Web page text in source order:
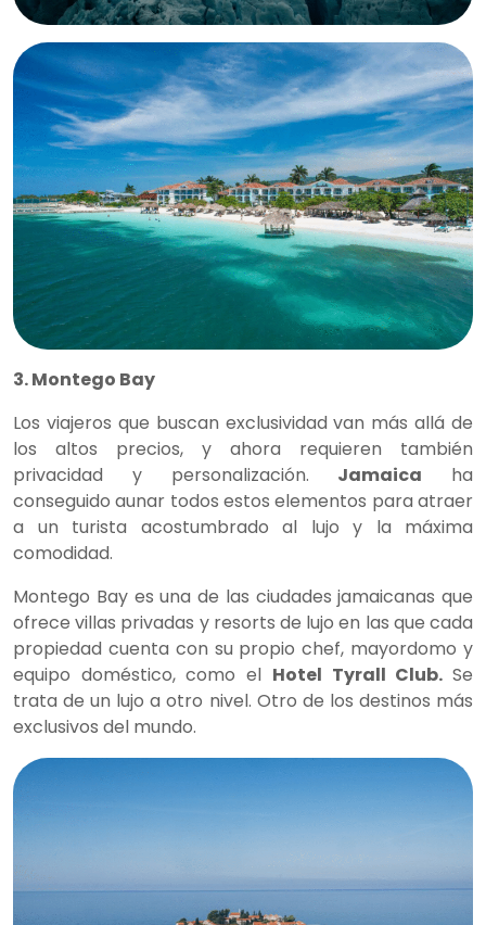
3. Montego Bay
Los viajeros que buscan exclusividad van más allá de
los altos precios, y ahora requieren también
privacidad y personalización. Jamaica ha
conseguido aunar todos estos elementos para atraer
a un turista acostumbrado al lujo y la máxima
comodidad.
Montego Bay es una de las ciudades jamaicanas que
ofrece villas privadas y resorts de lujo en las que cada
propiedad cuenta con su propio chef, mayordomo y
equipo doméstico, como el Hotel Tyrall Club.Se
trata de un lujo a otro nivel. Otro de los destinos más
exclusivos del mundo.